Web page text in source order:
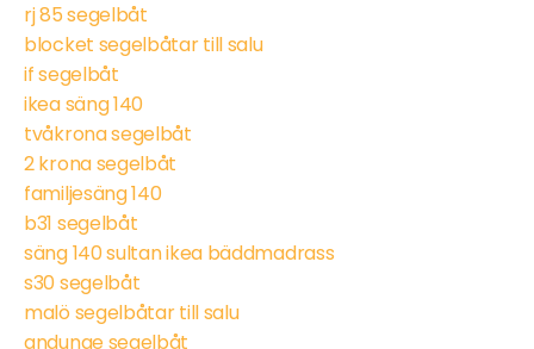
rj 85 segelbåt
blocket segelbåtar till salu
if segelbåt
ikea säng 140
tvåkrona segelbåt
2 krona segelbåt
familjesäng 140
b31 segelbåt
säng 140 sultan ikea bäddmadrass
s30 segelbåt
malö segelbåtar till salu
andunge segelbåt